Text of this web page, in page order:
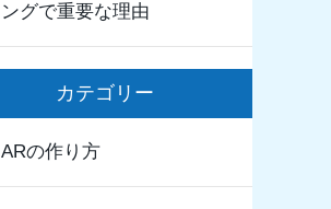
ングで重要な理由
カテゴリー
ARの作り方